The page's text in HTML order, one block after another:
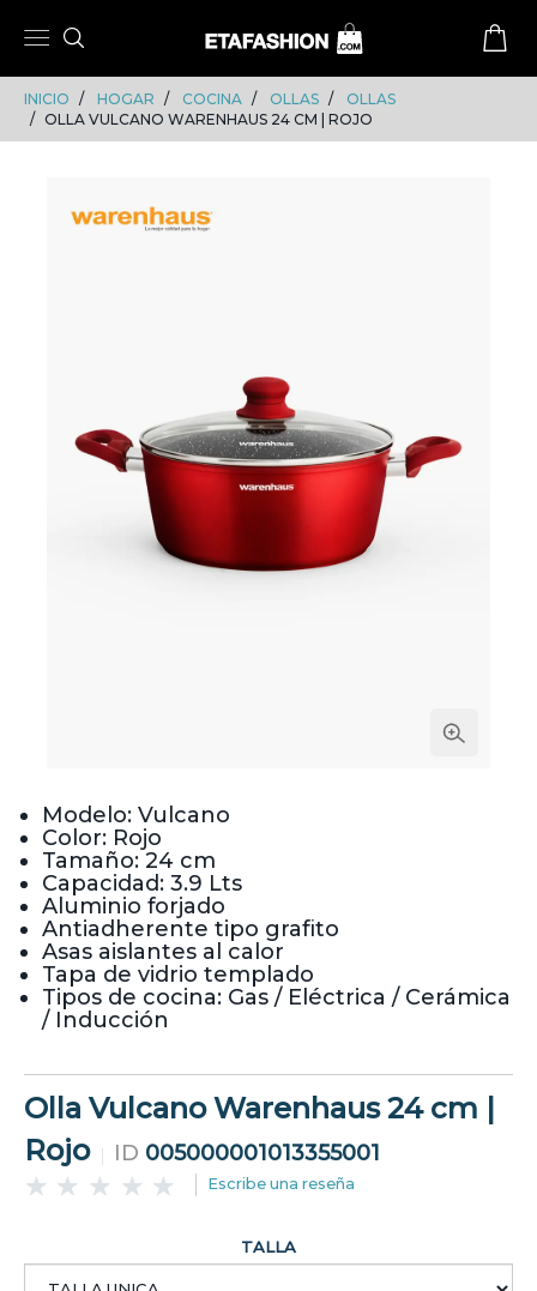
INICIO HOGAR COCINA OLLAS
OLLAS
OLLA VULCANO WARENHAUS 24 CM | ROJO
Modelo: Vulcano
Color: Rojo
Tamaño: 24 cm
Capacidad: 3.9 Lts
Aluminio forjado
Antiadherente tipo grafito
Asas aislantes al calor
Tapa de vidrio templado
Tipos de cocina: Gas / Eléctrica / Cerámica
/ Inducción
Olla Vulcano Warenhaus 24 cm |
Rojo
ID 005000001013355001
Escribe una reseña
TALLA